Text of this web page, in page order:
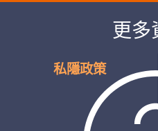
更多
私隱政策